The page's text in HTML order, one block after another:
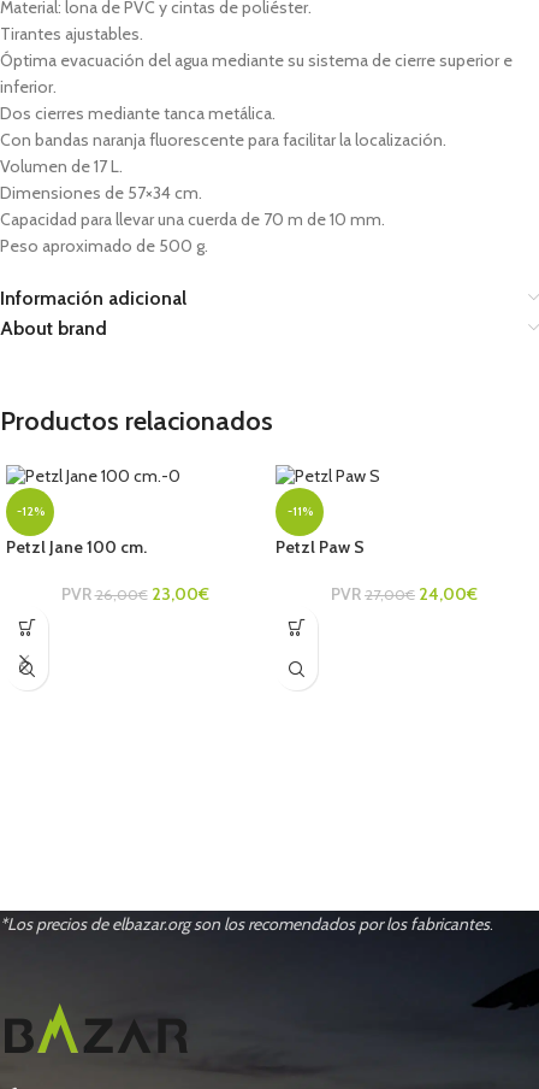
Material: lona de PVC y cintas de poliéster.
Tirantes ajustables.
Óptima evacuación del agua mediante su sistema de cierre superior e
inferior.
Dos cierres mediante tanca metálica.
Con bandas naranja fluorescente para facilitar la localización.
Volumen de 17 L.
Dimensiones de 57×34 cm.
Capacidad para llevar una cuerda de 70 m de 10 mm.
Peso aproximado de 500 g.
Información adicional
About brand
Productos relacionados
-12%
Petzl Jane 100 cm.
PVR 26,00€ 23,00€
-11%
Petzl Paw S
PVR 27,00€ 24,00€
*Los precios de elbazar.org son los recomendados por los fabricantes.